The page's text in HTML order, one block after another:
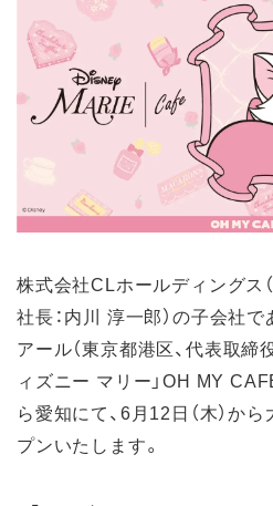
株式会社CLホールディングス
社長：内川 淳一郎）の子会社
アール（東京都港区、代表取締
ィズニー マリー」OH MY
ら愛知にて、6月12日（木）か
プンいたします。